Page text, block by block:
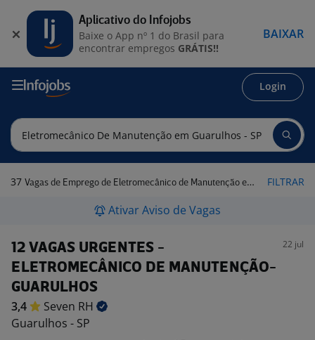
Login
37 Vagas de Emprego de Eletromecânico de Manutenção em Guarulhos - SP FILTRAR
Ativar Aviso de Vagas
12 VAGAS URGENTES -
ELETROMECÂNICO DE MANUTENÇÃO-
GUARULHOS
22 jul
3,4 Seven RH
Guarulhos - SP
Aplicativo do Infojobs
Baixe o App nº 1 do Brasil para
encontrar empregos GRÁTIS!!
BAIXAR